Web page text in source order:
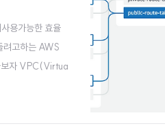
용가능한 효율
려고하는 AWS
보자 VPC(Virtua